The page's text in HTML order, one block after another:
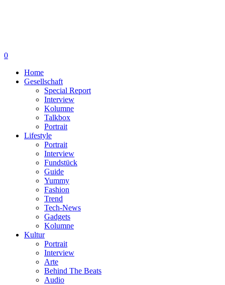
0
Home
Gesellschaft
Special Report
Interview
Kolumne
Talkbox
Portrait
Lifestyle
Portrait
Interview
Fundstück
Guide
Yummy
Fashion
Trend
Tech-News
Gadgets
Kolumne
Kultur
Portrait
Interview
Arte
Behind The Beats
Audio